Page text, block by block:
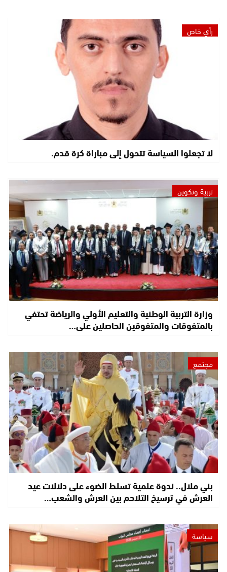
رأي خاص
لا تجعلوا السياسة تتحول إلى مباراة كرة قدم.
تربية وتكوين
وزارة التربية الوطنية والتعليم الأولي والرياضة تحتفي
بالمتفوقات والمتفوقين الحاصلين على…
مجتمع
بني ملال.. ندوة علمية تسلط الضوء على دلالات عيد
العرش في ترسيخ التلاحم بين العرش والشعب…
سياسة